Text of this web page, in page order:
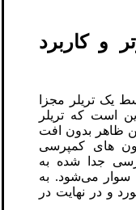
و کاربرد
یک تریلر مجزا
است که تریلر
ظاهر بدون افت
های کمپرسی
جدا شده به
سوار می‌شود. به
​​و در نهایت در